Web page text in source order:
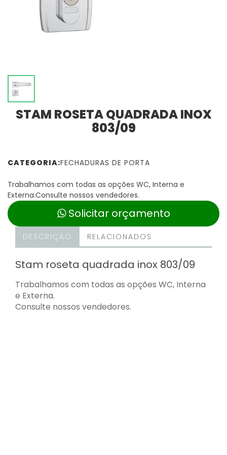
STAM ROSETA QUADRADA INOX
803/09
CATEGORIA:FECHADURAS DE PORTA
Trabalhamos com todas as opções WC, Interna e
Externa.Consulte nossos vendedores.
Solicitar orçamento
DESCRIÇÃO RELACIONADOS
Stam roseta quadrada inox 803/09
Trabalhamos com todas as opções WC, Interna
e Externa.
Consulte nossos vendedores.